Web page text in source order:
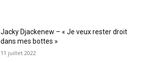
Jacky Djackenew – « Je veux rester droit
dans mes bottes »
11 juillet 2022